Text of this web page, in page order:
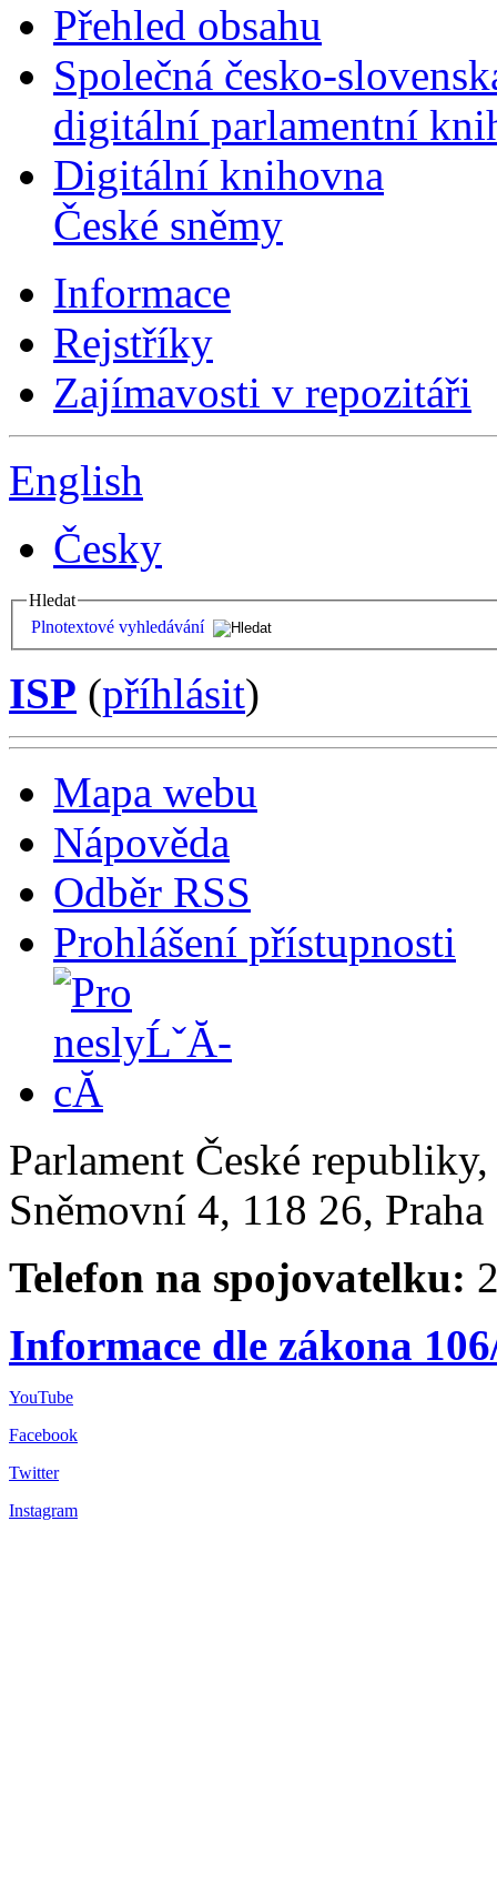
Přehled obsahu
Společná česko-
digitální parlamentní
Digitální knihovna
České sněmy
Informace
Rejstříky
Zajímavosti v repozitáři
English
Česky
Hledat
Plnotextové vyhledávání
ISP (příhlásit)
Mapa webu
Nápověda
Odběr RSS
Prohlášení přístupnosti
Parlament České
Sněmovní 4, 118 26,
Telefon na spojovatelku:
Informace dle zákona
YouTube
Facebook
Twitter
Instagram